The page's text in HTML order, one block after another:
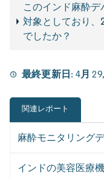
このインド麻酔
対象としており、
でしたか？
最終更新日: 4月
関連レポート
麻酔モニタリング
インドの美容医療